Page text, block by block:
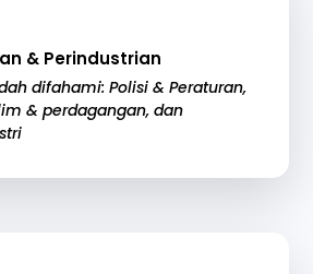
& Perindustrian
difahami: Polisi & Peraturan,
& perdagangan, dan